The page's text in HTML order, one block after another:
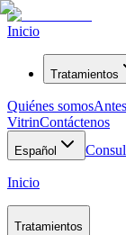
Inicio
Tratamientos
Quiénes somos
VitrinContáctenos
Español
Inicio
Tratamientos